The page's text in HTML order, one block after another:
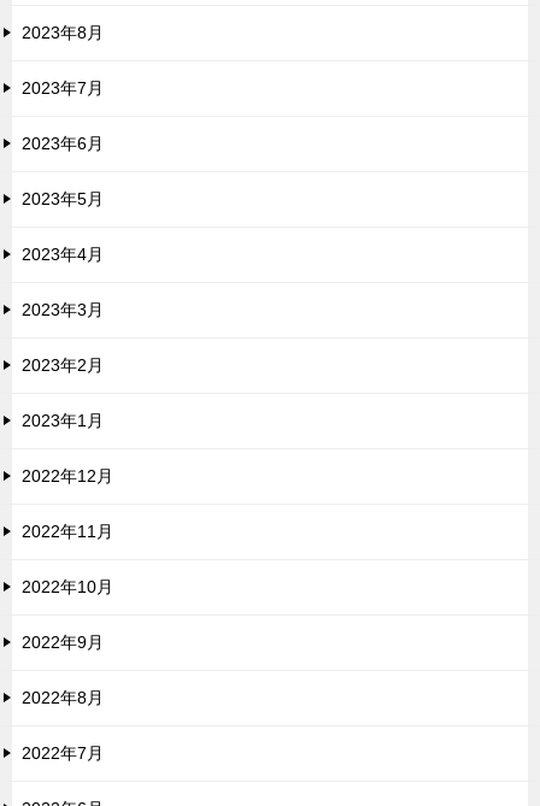
2023年8月
2023年7月
2023年6月
2023年5月
2023年4月
2023年3月
2023年2月
2023年1月
2022年12月
2022年11月
2022年10月
2022年9月
2022年8月
2022年7月